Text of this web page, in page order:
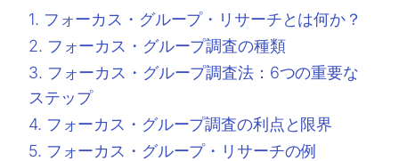
フォーカス・グループ・リサーチとは何か？
フォーカス・グループ調査の種類
フォーカス・グループ調査法：6つの重要な
ステップ
フォーカス・グループ調査の利点と限界
フォーカス・グループ・リサーチの例